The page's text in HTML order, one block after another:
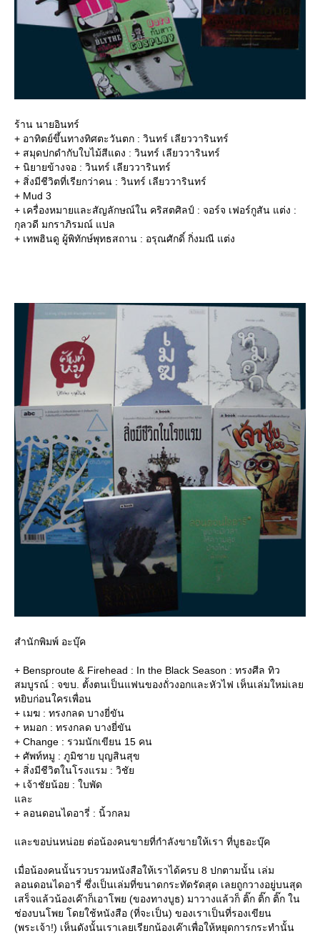
ร้าน นายอินทร์
+ อาทิตย์ขึ้นทางทิศตะวันตก : วินทร์ เลียววารินทร์
+ สมุดปกดำกับใบไม้สีแดง : วินทร์ เลียววารินทร์
+ นิยายข้างจอ : วินทร์ เลียววารินทร์
+ สิ่งมีชีวิตที่เรียกว่าคน : วินทร์ เลียววารินทร์
+ Mud 3
+ เครื่องหมายและสัญลักษณ์ใน คริสตศิลป์ : จอร์จ เฟอร์กูสัน แต่ง :
กุลวดี มกราภิรมณ์ แปล
+ เทพฮินดู ผู้พิทักษ์พุทธสถาน : อรุณศักดิ์ กิ่งมณี แต่ง
สำนักพิมพ์ อะบุ๊ค
+ Bensproute & Firehead : In the Black Season : ทรงศีล ทิว
สมบูรณ์ : จขบ. ตั้งตนเป็นแฟนของถั่วงอกและหัวไฟ เห็นเล่มใหม่เล
หยิบก่อนใครเพื่อน
+ เมฆ : ทรงกลด บางยี่ขัน
+ หมอก : ทรงกลด บางยี่ขัน
+ Change : รวมนักเขียน 15 คน
+ ศัพท์หมู : ภูมิชาย บุญสินสุข
+ สิ่งมีชีวิตในโรงแรม : วิชั
+ เจ้าชัยน้อย : ใบพัด
ละ
+ ลอนดอนไดอารี่ : นิ้วกลม
ละขอบ่นหน่อย ต่อน้องคนขายที่กำลังขายให้เรา ที่บูธอะบุ๊ค
เมื่อน้องคนนั้นรวบรวมหนังสือให้เราได้ครบ 8 ปกตามนั้น เล่ม
ลอนดอนไดอารี่ ซึ่งเป็นเล่มที่ขนาดกระทัดรัดสุด เลยถูกวางอยู่บนสุด
เสร็จแล้วน้องเค๊าก็เอาโพย (ของทางบูธ) มาวางแล้วก็ ติ๊ก ติ๊ก ติ๊ก ใน
ช่องบนโพย โดยใช้หนังสือ (ที่จะเป็น) ของเราเป็นที่รองเขียน
(พระเจ้า!) เห็นดังนั้นเราเลยเรียกน้องเค๊าเพื่อให้หยุดการกระทำนั้น